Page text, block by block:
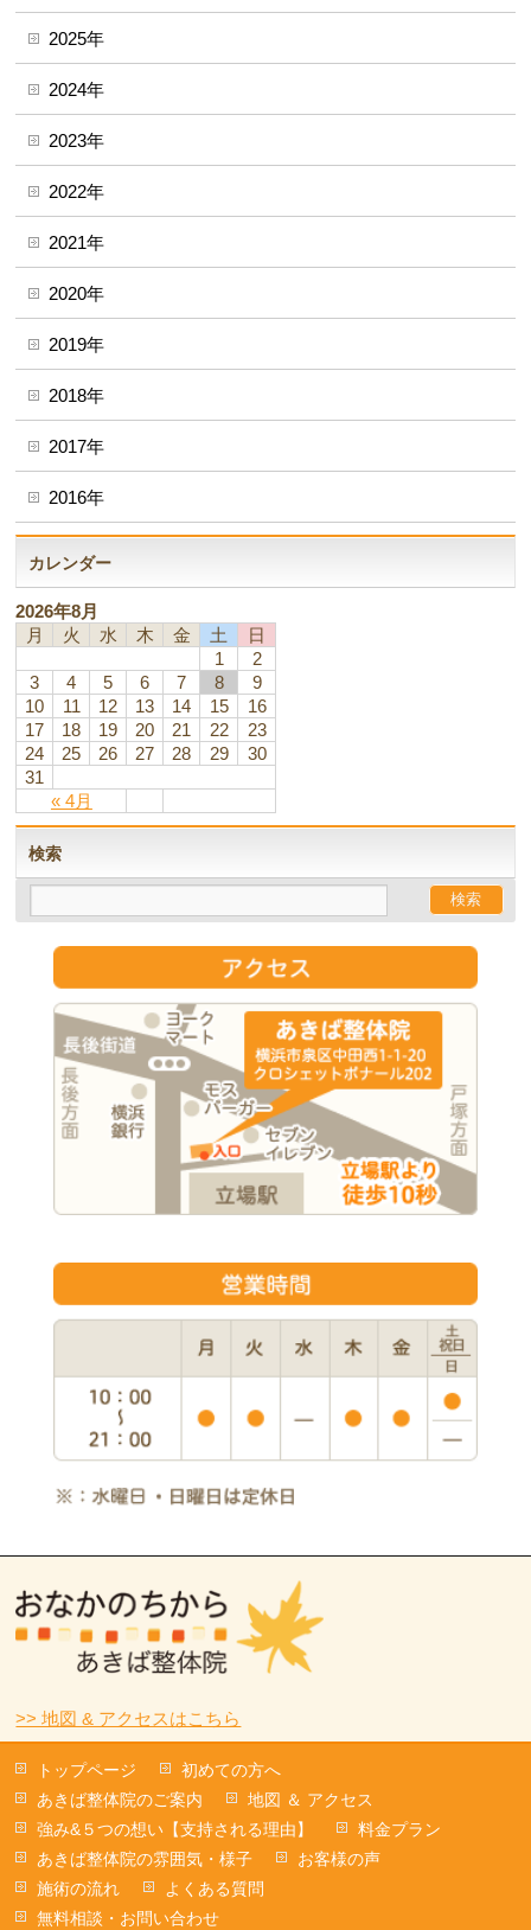
2025年
2024年
2023年
2022年
2021年
2020年
2019年
2018年
2017年
2016年
カレンダー
2026年8月
月
火 水 木 金 土 日
« 4月
1
2
3
4 5 6 7 8
9
10
11 12 13 14 15
16
17
18 19 20 21 22
23
24
25 26 27 28 29
30
31
検索
>> 地図 & アクセスはこちら
トップページ
初めての方へ
あきば整体院のご案内
地図 ＆ アクセス
強み&５つの想い【支持される理由】
料金プラン
あきば整体院の雰囲気・様子
お客様の声
施術の流れ
よくある質問
無料相談・お問い合わせ